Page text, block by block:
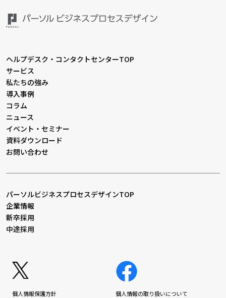
ヘルプデスク・コンタクトセンターTOP
サービス
私たちの強み
導入事例
コラム
ニュース
イベント・セミナー
資料ダウンロード
お問い合わせ
パーソルビジネスプロセスデザインTOP
企業情報
新卒採用
中途採用
個人情報保護方針 個人情報の取り扱いについて